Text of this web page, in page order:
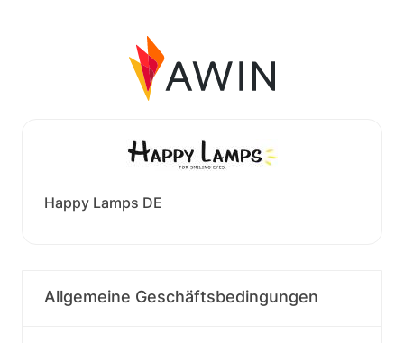
Happy Lamps DE
Allgemeine Geschäftsbedingungen